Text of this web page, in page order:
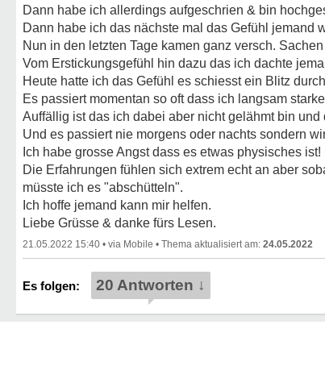
Dann habe ich allerdings aufgeschrien & bin
Dann habe ich das nächste mal das Gefühl jemand
Nun in den letzten Tage kamen ganz versch. Sachen
Vom Erstickungsgefühl hin dazu das ich dachte
Heute hatte ich das Gefühl es schiesst ein Blitz
Es passiert momentan so oft dass ich langsam
Auffällig ist das ich dabei aber nicht gelähmt bin
Und es passiert nie morgens oder nachts sondern
Ich habe grosse Angst dass es etwas physisches
Die Erfahrungen fühlen sich extrem echt an aber
müsste ich es "abschütteln".
Ich hoffe jemand kann mir helfen.
Liebe Grüsse & danke fürs Lesen.
21.05.2022 15:40 • • 24.05.2022
20 Antworten ↓